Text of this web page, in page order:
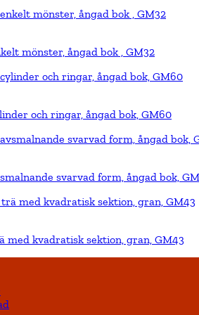
mönster, ångad bok , GM32
och ringar, ångad bok, GM60
svarvad form, ångad bok,
med kvadratisk sektion, gran, GM43